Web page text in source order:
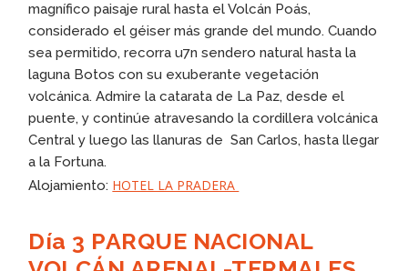
magnífico paisaje rural hasta el Volcán Poás,
considerado el géiser más grande del mundo. Cuando
sea permitido, recorra u7n sendero natural hasta la
laguna Botos con su exuberante vegetación
volcánica. Admire la catarata de La Paz, desde el
puente, y continúe atravesando la cordillera volcánica
Central y luego las llanuras de San Carlos, hasta llegar
a la Fortuna.
Alojamiento: HOTEL LA PRADERA
Día 3 PARQUE NACIONAL